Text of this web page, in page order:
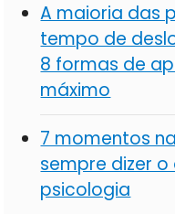
A maioria das
tempo de
8 formas de
máximo
7 momentos
sempre dizer
psicologia